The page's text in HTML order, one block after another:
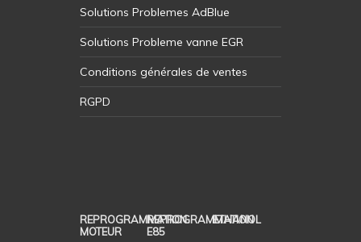
Solutions Problemes AdBlue
Solutions Probleme vanne EGR
Conditions générales de ventes
RGPD
REPROGRAMMATION
MOTEUR
REPROGRAMMATION
E85
ETHANOL